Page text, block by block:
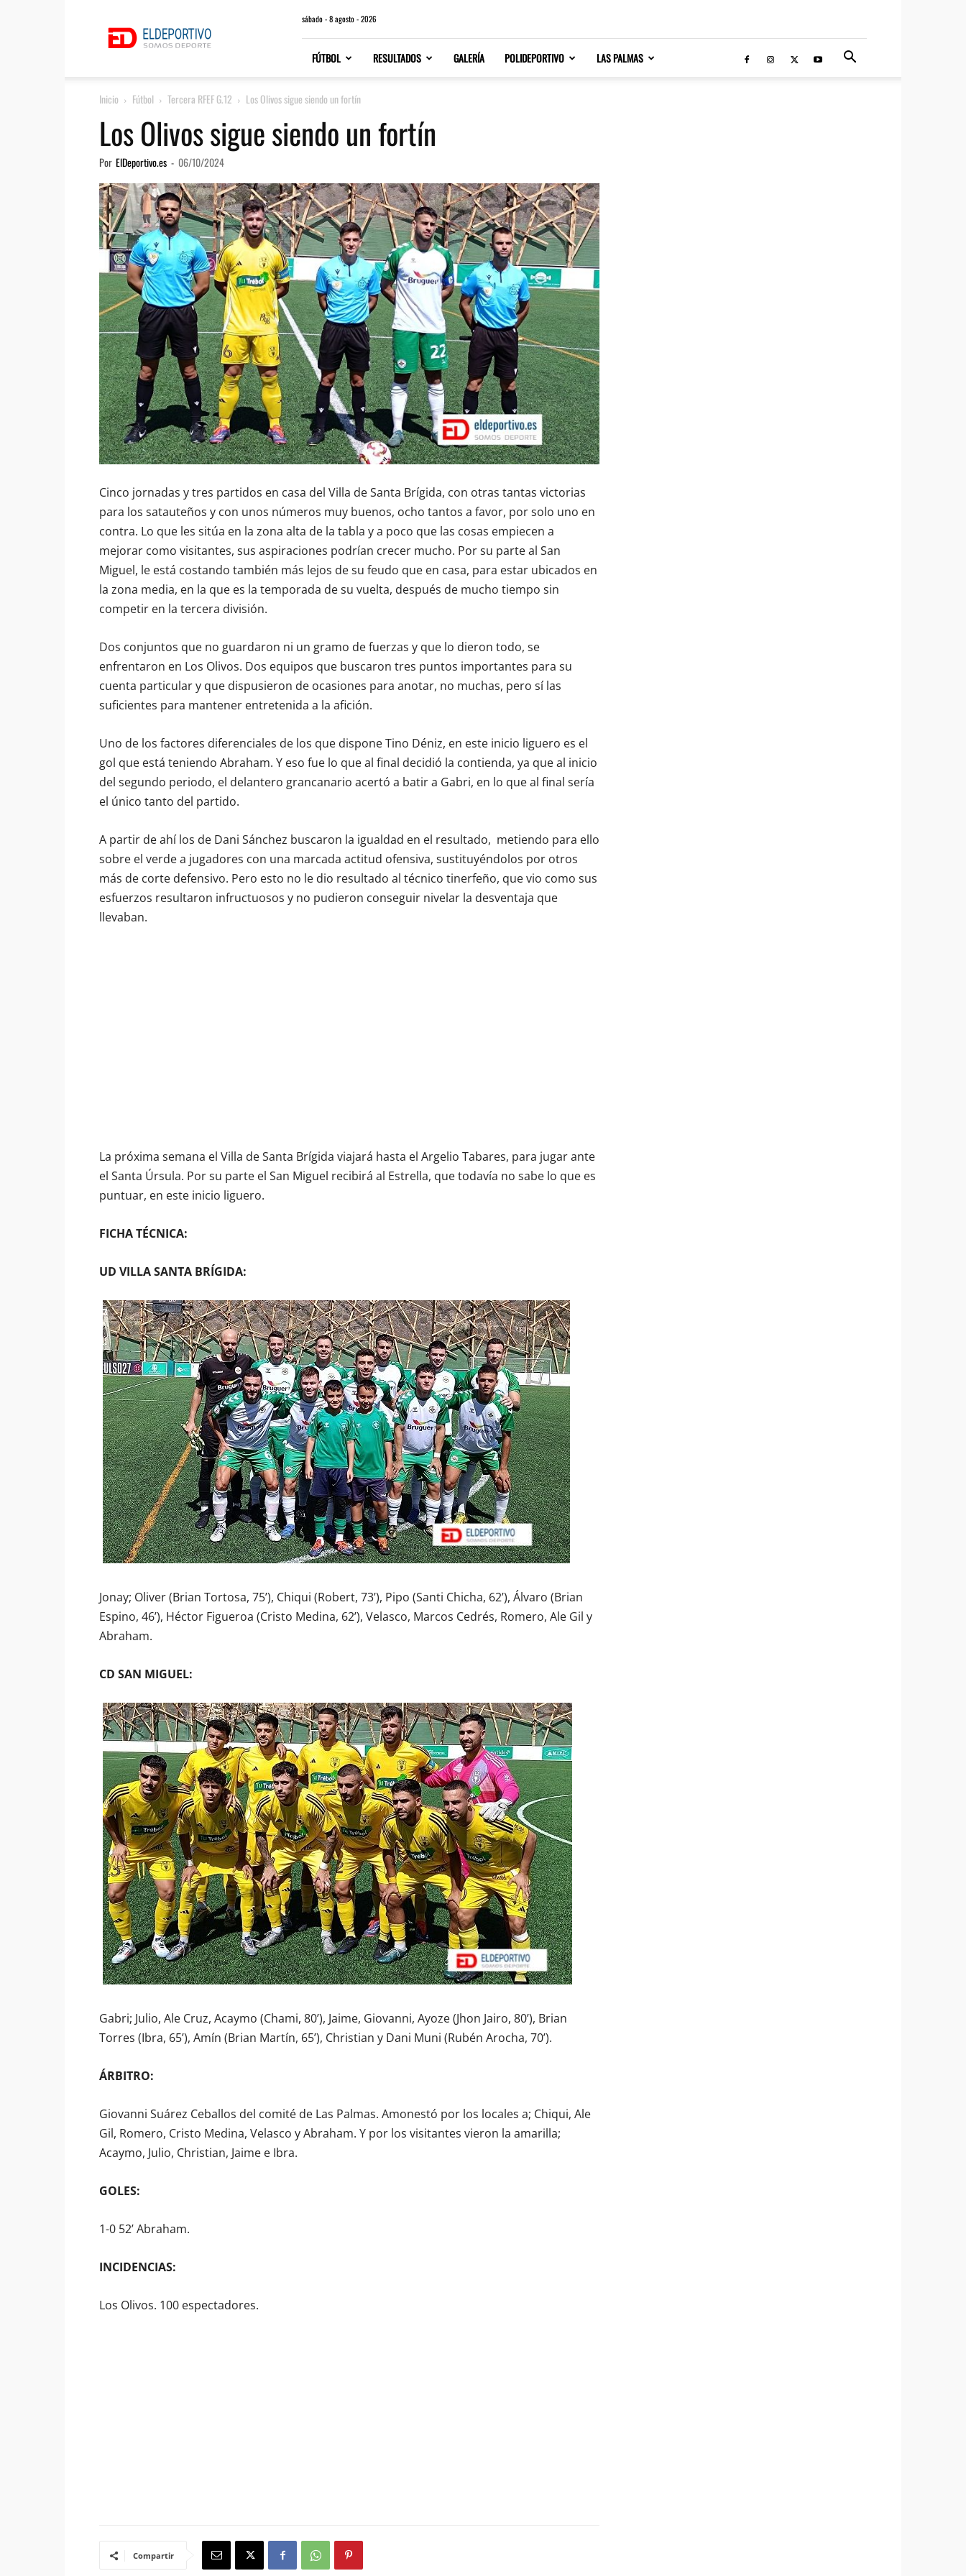
sábado - 8 agosto - 2026
FÚTBOL RESULTADOS GALERÍA POLIDEPORTIVO LAS PALMAS
Inicio Fútbol Tercera RFEF G.12 Los Olivos sigue siendo un fortín
Los Olivos sigue siendo un fortín
Por ElDeportivo.es - 06/10/2024
Cinco jornadas y tres partidos en casa del Villa de Santa Brígida, con otras tantas victorias
para los satauteños y con unos números muy buenos, ocho tantos a favor, por solo uno en
contra. Lo que les sitúa en la zona alta de la tabla y a poco que las cosas empiecen a
mejorar como visitantes, sus aspiraciones podrían crecer mucho. Por su parte al San
Miguel, le está costando también más lejos de su feudo que en casa, para estar ubicados en
la zona media, en la que es la temporada de su vuelta, después de mucho tiempo sin
competir en la tercera división.
Dos conjuntos que no guardaron ni un gramo de fuerzas y que lo dieron todo, se
enfrentaron en Los Olivos. Dos equipos que buscaron tres puntos importantes para su
cuenta particular y que dispusieron de ocasiones para anotar, no muchas, pero sí las
suficientes para mantener entretenida a la afición.
Uno de los factores diferenciales de los que dispone Tino Déniz, en este inicio liguero es el
gol que está teniendo Abraham. Y eso fue lo que al final decidió la contienda, ya que al inicio
del segundo periodo, el delantero grancanario acertó a batir a Gabri, en lo que al final sería
el único tanto del partido.
A partir de ahí los de Dani Sánchez buscaron la igualdad en el resultado, metiendo para ello
sobre el verde a jugadores con una marcada actitud ofensiva, sustituyéndolos por otros
más de corte defensivo. Pero esto no le dio resultado al técnico tinerfeño, que vio como sus
esfuerzos resultaron infructuosos y no pudieron conseguir nivelar la desventaja que
llevaban.
La próxima semana el Villa de Santa Brígida viajará hasta el Argelio Tabares, para jugar ante
el Santa Úrsula. Por su parte el San Miguel recibirá al Estrella, que todavía no sabe lo que es
puntuar, en este inicio liguero.
FICHA TÉCNICA:
UD VILLA SANTA BRÍGIDA:
Jonay; Oliver (Brian Tortosa, 75’), Chiqui (Robert, 73’), Pipo (Santi Chicha, 62’), Álvaro (Brian
Espino, 46’), Héctor Figueroa (Cristo Medina, 62’), Velasco, Marcos Cedrés, Romero, Ale Gil y
Abraham.
CD SAN MIGUEL:
Gabri; Julio, Ale Cruz, Acaymo (Chami, 80’), Jaime, Giovanni, Ayoze (Jhon Jairo, 80’), Brian
Torres (Ibra, 65’), Amín (Brian Martín, 65’), Christian y Dani Muni (Rubén Arocha, 70’).
ÁRBITRO:
Giovanni Suárez Ceballos del comité de Las Palmas. Amonestó por los locales a; Chiqui, Ale
Gil, Romero, Cristo Medina, Velasco y Abraham. Y por los visitantes vieron la amarilla;
Acaymo, Julio, Christian, Jaime e Ibra.
GOLES:
1-0 52’ Abraham.
INCIDENCIAS:
Los Olivos. 100 espectadores.
Compartir